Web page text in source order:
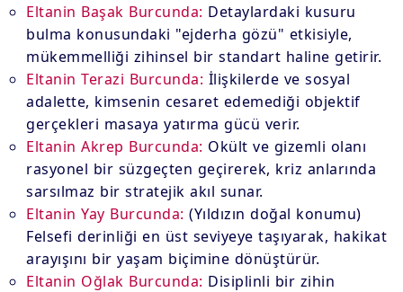
Eltanin Başak Burcunda: Detaylardaki kusuru
bulma konusundaki "ejderha gözü" etkisiyle,
mükemmelliği zihinsel bir standart haline getirir.
Eltanin Terazi Burcunda: İlişkilerde ve sosyal
adalette, kimsenin cesaret edemediği objektif
gerçekleri masaya yatırma gücü verir.
Eltanin Akrep Burcunda: Okült ve gizemli olanı
rasyonel bir süzgeçten geçirerek, kriz anlarında
sarsılmaz bir stratejik akıl sunar.
Eltanin Yay Burcunda: (Yıldızın doğal konumu)
Felsefi derinliği en üst seviyeye taşıyarak, hakikat
arayışını bir yaşam biçimine dönüştürür.
Eltanin Oğlak Burcunda: Disiplinli bir zihin